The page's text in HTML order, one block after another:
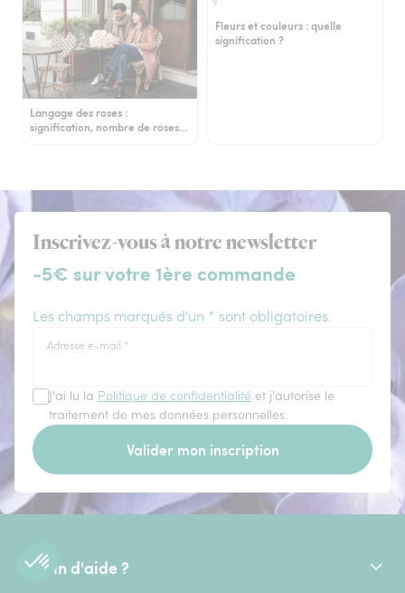
Langage des roses :
signification, nombre de roses…
Fleurs et couleurs : quelle
signification ?
Inscrivez-vous à notre newsletter
-5€ sur votre 1ère commande
Les champs marqués d'un * sont obligatoires.
Adresse e-mail *
J'ai lu la Politique de confidentialité et j'autorise le
traitement de mes données personnelles.
Valider mon inscription
Besoin d'aide ?